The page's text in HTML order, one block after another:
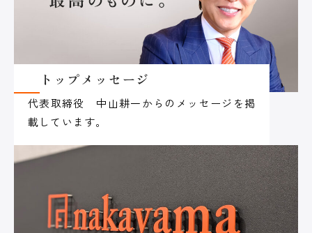
トップメッセージ
代表取締役 中山耕一からのメッセージを掲
載しています。